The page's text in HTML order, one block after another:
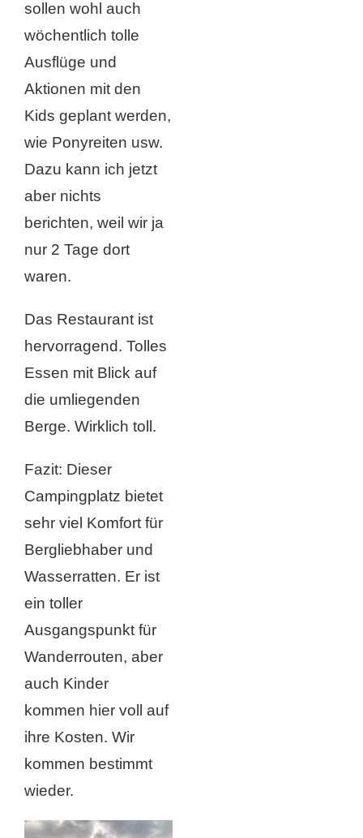
sollen wohl auch
wöchentlich tolle
Ausflüge und
Aktionen mit den
Kids geplant werden,
wie Ponyreiten usw.
Dazu kann ich jetzt
aber nichts
berichten, weil wir ja
nur 2 Tage dort
waren.
Das Restaurant ist
hervorragend. Tolles
Essen mit Blick auf
die umliegenden
Berge. Wirklich toll.
Fazit: Dieser
Campingplatz bietet
sehr viel Komfort für
Bergliebhaber und
Wasserratten. Er ist
ein toller
Ausgangspunkt für
Wanderrouten, aber
auch Kinder
kommen hier voll auf
ihre Kosten. Wir
kommen bestimmt
wieder.